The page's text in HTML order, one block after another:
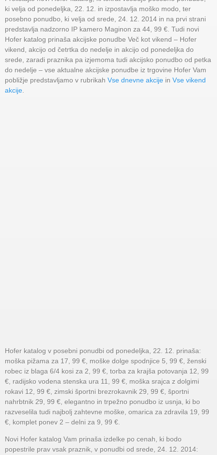
ki velja od ponedeljka, 22. 12. in izpostavlja moško modo, ter
posebno ponudbo, ki velja od srede, 24. 12. 2014 in na prvi strani
predstavlja nadzorno IP kamero Maginon za 44, 99 €. Tudi novi
Hofer katalog prinaša akcijske ponudbe Več kot vikend – Hofer
vikend, akcijo od četrtka do nedelje in akcijo od ponedeljka do
srede, zaradi praznika pa izjemoma tudi akcijsko ponudbo od petka
do nedelje – vse aktualne akcijske ponudbe iz trgovine Hofer Vam
pobližje predstavljamo v rubrikah Vse dnevne akcije in Vse vikend
akcije
Hofer katalog v posebni ponudbi od ponedeljka, 22. 12. prinaša:
moška pižama za 17, 99 €, moške dolge spodnjice 5, 99 €, ženski
robec iz blaga 6/4 kosi za 2, 99 €, torba za krajša potovanja 12, 99
€, radijsko vodena stenska ura 11, 99 €, moška srajca z dolgimi
rokavi 12, 99 €, zimski športni brezrokavnik 29, 99 €, športni
nahrbtnik 29, 99 €, elegantno in trpežno ponudbo iz usnja, ki bo
razveselila tudi najbolj zahtevne moške, omarica za zdravila 19, 99
€, komplet ponev 2 – delni za 9, 99 €.
Novi Hofer katalog Vam prinaša izdelke po cenah, ki bodo
popestrile prav vsak praznik, v ponudbi od srede, 24. 12. 2014: